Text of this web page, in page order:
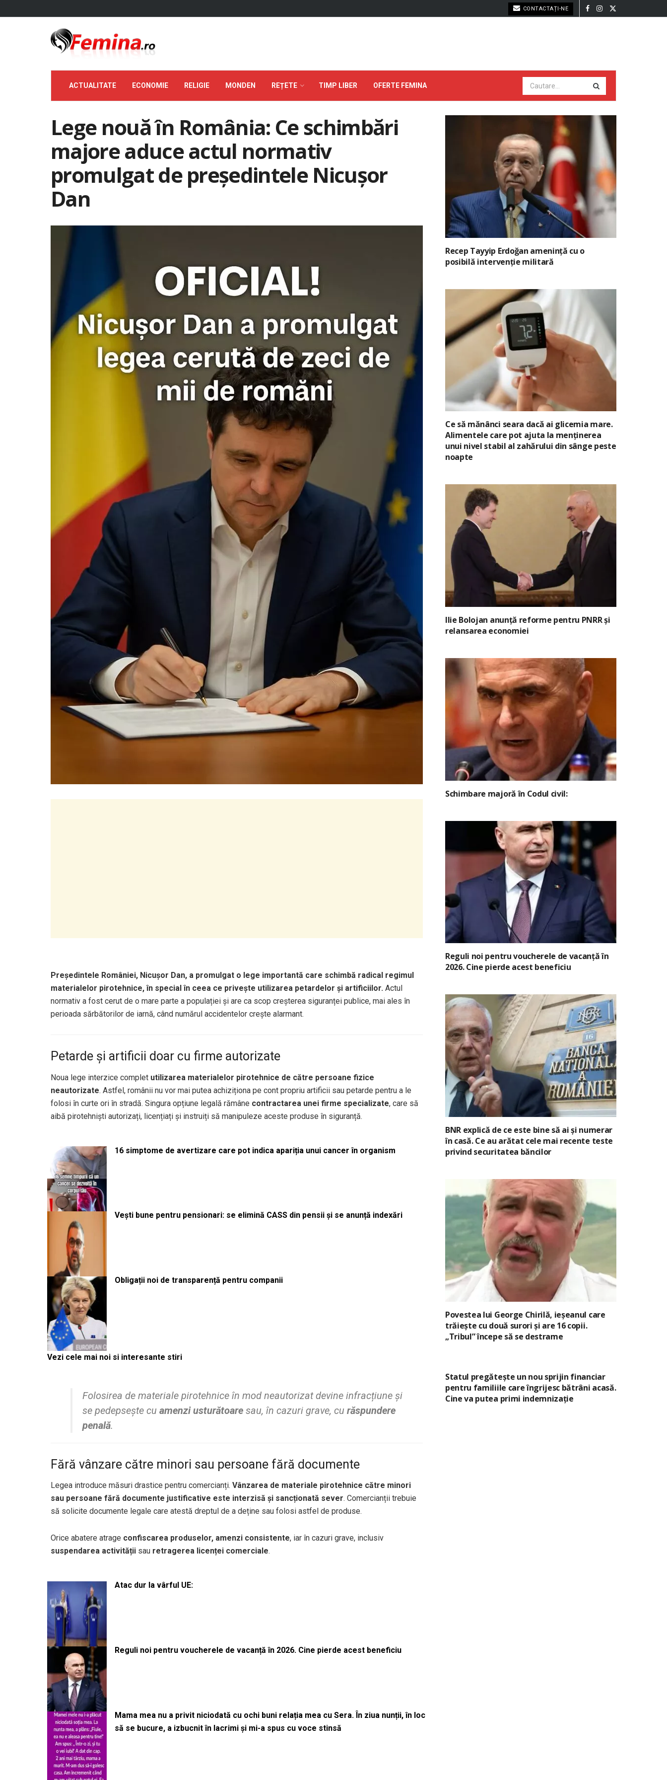
CONTACTAȚI-NE
ACTUALITATE ECONOMIE RELIGIE MONDEN REȚETE TIMP LIBER OFERTE FEMINA
Lege nouă în România: Ce schimbări
majore aduce actul normativ
promulgat de președintele Nicușor
Dan
Președintele României, Nicușor Dan, a promulgat o lege importantă care schimbă radical regimul
materialelor pirotehnice, în special în ceea ce privește utilizarea petardelor și artificiilor. Actul
normativ a fost cerut de o mare parte a populației și are ca scop creșterea siguranței publice, mai ales în
perioada sărbătorilor de iarnă, când numărul accidentelor crește alarmant.
Petarde și artificii doar cu firme autorizate
Noua lege interzice complet utilizarea materialelor pirotehnice de către persoane fizice
neautorizate. Astfel, românii nu vor mai putea achiziționa pe cont propriu artificii sau petarde pentru a le
folosi în curte ori în stradă. Singura opțiune legală rămâne contractarea unei firme specializate, care să
aibă pirotehniști autorizați, licențiați și instruiți să manipuleze aceste produse în siguranță.
16 simptome de avertizare care pot indica apariția unui cancer în organism
Vești bune pentru pensionari: se elimină CASS din pensii și se anunță indexări
Obligații noi de transparență pentru companii
Vezi cele mai noi si interesante stiri
Folosirea de materiale pirotehnice în mod neautorizat devine infracțiune și
se pedepsește cu amenzi usturătoare sau, în cazuri grave, cu răspundere
penală.
Fără vânzare către minori sau persoane fără documente
Legea introduce măsuri drastice pentru comercianți. Vânzarea de materiale pirotehnice către minori
sau persoane fără documente justificative este interzisă și sancționată sever. Comercianții trebuie
să solicite documente legale care atestă dreptul de a deține sau folosi astfel de produse.
Orice abatere atrage confiscarea produselor, amenzi consistente, iar în cazuri grave, inclusiv
suspendarea activității sau retragerea licenței comerciale.
Atac dur la vârful UE:
Reguli noi pentru voucherele de vacanță în 2026. Cine pierde acest beneficiu
Mama mea nu a privit niciodată cu ochi buni relația mea cu Sera. În ziua nunții, în loc
să se bucure, a izbucnit în lacrimi și mi-a spus cu voce stinsă
Recep Tayyip Erdoğan amenință cu o
posibilă intervenție militară
Ce să mănânci seara dacă ai glicemia mare.
Alimentele care pot ajuta la menținerea
unui nivel stabil al zahărului din sânge peste
noapte
Ilie Bolojan anunță reforme pentru PNRR și
relansarea economiei
Schimbare majoră în Codul civil:
Reguli noi pentru voucherele de vacanță în
2026. Cine pierde acest beneficiu
BNR explică de ce este bine să ai și numerar
în casă. Ce au arătat cele mai recente teste
privind securitatea băncilor
Povestea lui George Chirilă, ieșeanul care
trăiește cu două surori și are 16 copii.
„Tribul” începe să se destrame
Statul pregătește un nou sprijin financiar
pentru familiile care îngrijesc bătrâni acasă.
Cine va putea primi indemnizație